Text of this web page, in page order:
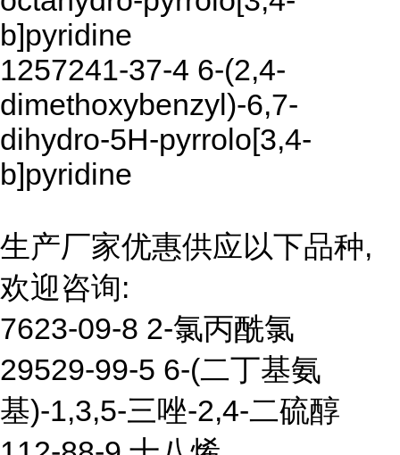
b]pyridine
1257241-37-4 6-(2,4-
dimethoxybenzyl)-6,7-
dihydro-5H-pyrrolo[3,4-
b]pyridine
生产厂家优惠供应以下品种,
欢迎咨询:
7623-09-8 2-氯丙酰氯
29529-99-5 6-(二丁基氨
基)-1,3,5-三唑-2,4-二硫醇